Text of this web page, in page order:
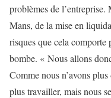
problèmes de
Mans, de la mise en
risques que cela comporte
bombe. « Nous allons
Comme nous n’avons
plus travailler, mais nous